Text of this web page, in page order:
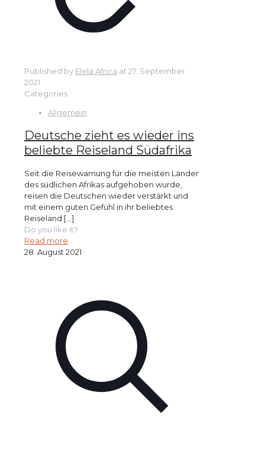
Published by Elela Africa at 27. September
2021
Categories
Allgemein
Deutsche zieht es wieder ins
beliebte Reiseland Südafrika
Seit die Reisewarnung für die meisten Länder
des südlichen Afrikas aufgehoben wurde,
reisen die Deutschen wieder verstärkt und
mit einem guten Gefühl in ihr beliebtes
Reiseland […]
Do you like it?
Read more
28. August 2021